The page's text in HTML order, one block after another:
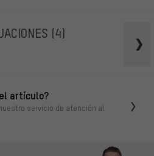
(4)
artículo?
servicio de atención al